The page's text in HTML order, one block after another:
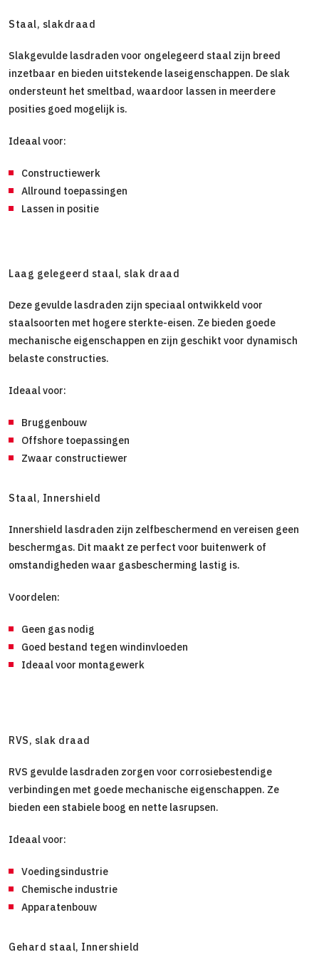
Staal, slakdraad
Slakgevulde lasdraden voor ongelegeerd staal zijn breed
inzetbaar en bieden uitstekende laseigenschappen. De slak
ondersteunt het smeltbad, waardoor lassen in meerdere
posities goed mogelijk is.
Ideaal voor:
Constructiewerk
Allround toepassingen
Lassen in positie
Laag gelegeerd staal, slak draad
Deze gevulde lasdraden zijn speciaal ontwikkeld voor
staalsoorten met hogere sterkte-eisen. Ze bieden goede
mechanische eigenschappen en zijn geschikt voor dynamisch
belaste constructies.
Ideaal voor:
Bruggenbouw
Offshore toepassingen
Zwaar constructiewer
Staal, Innershield
Innershield lasdraden zijn zelfbeschermend en vereisen geen
beschermgas. Dit maakt ze perfect voor buitenwerk of
omstandigheden waar gasbescherming lastig is.
Voordelen:
Geen gas nodig
Goed bestand tegen windinvloeden
Ideaal voor montagewerk
RVS, slak draad
RVS gevulde lasdraden zorgen voor corrosiebestendige
verbindingen met goede mechanische eigenschappen. Ze
bieden een stabiele boog en nette lasrupsen.
Ideaal voor:
Voedingsindustrie
Chemische industrie
Apparatenbouw
Gehard staal, Innershield